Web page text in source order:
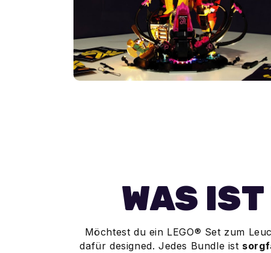
WAS
Möchtest du ein LEGO® Set zum
dafür designed. Jedes Bundle ist